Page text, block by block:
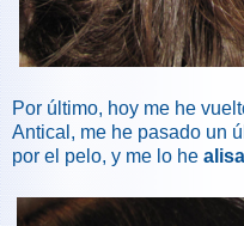
Por último, hoy me he
Antical, me he pasado un
por el pelo, y me lo he